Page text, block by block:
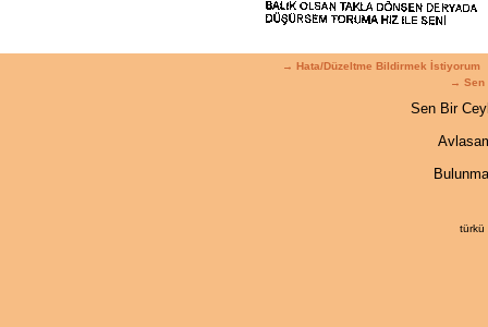
→ Hata/Düzeltme Bildirmek İstiyorum
→ Sen
Sen Bir
türkü